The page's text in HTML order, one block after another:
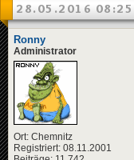
28.05.2016 08:25
Ronny
Administrator
Ort: Chemnitz
Registriert: 08.11.2001